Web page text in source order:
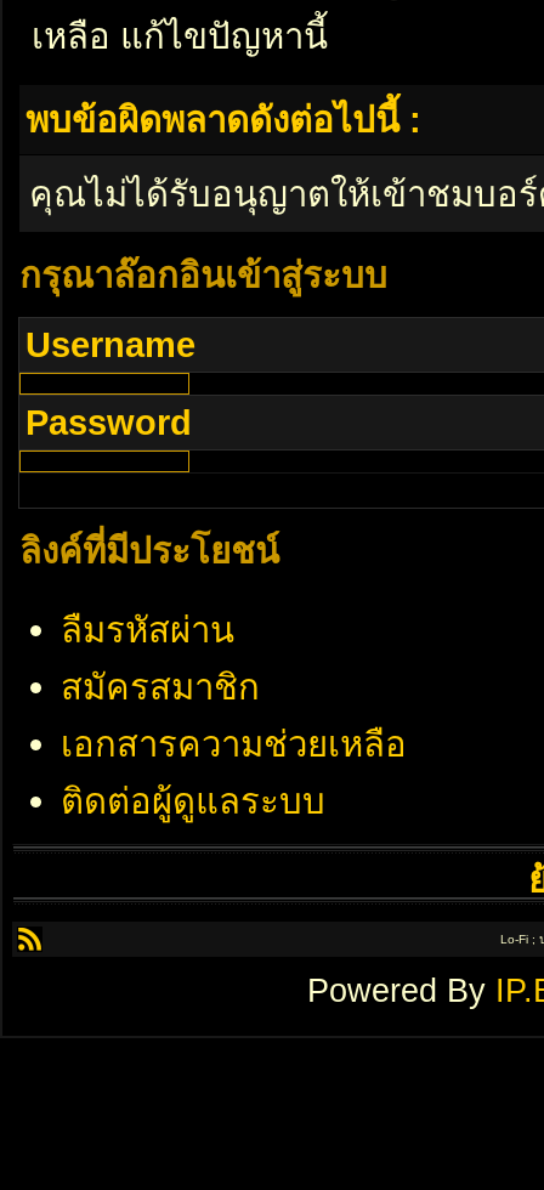
เหลือ แก้ไขปัญหานี้
พบข้อผิดพลาดดังต่อไปนี้ :
คุณไม่ได้รับอนุญาตให้เข้าชมบอ
กรุณาล๊อกอินเข้าสู่ระบบ
Username
Password
ลิงค์ที่มีประโยชน์
ลืมรหัสผ่าน
สมัครสมาชิก
เอกสารความช่วยเหลือ
ติดต่อผู้ดูแลระบบ
Lo-Fi ;
Powered By